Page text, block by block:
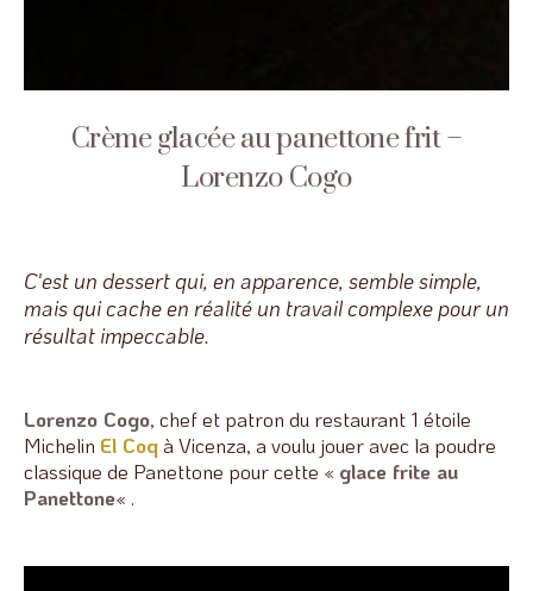
Crème glacée au panettone frit –
Lorenzo Cogo
C'est un dessert qui, en apparence, semble simple,
mais qui cache en réalité un travail complexe pour un
résultat impeccable.
Lorenzo Cogo, chef et patron du restaurant 1 étoile
Michelin El Coq à Vicenza, a voulu jouer avec la poudre
classique de Panettone pour cette « glace frite au
Panettone« .